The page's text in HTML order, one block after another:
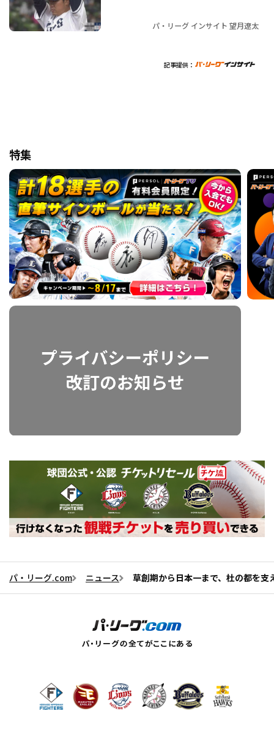
パ・リーグ インサイト 望月遼太
記事提供：
特集
パ・リーグ.com ニュース 草創期から日本一まで、杜の都を